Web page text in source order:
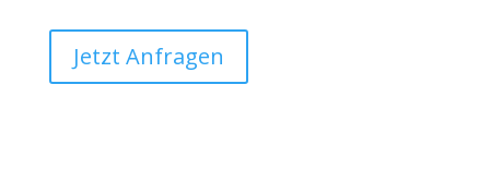
Jetzt Anfragen